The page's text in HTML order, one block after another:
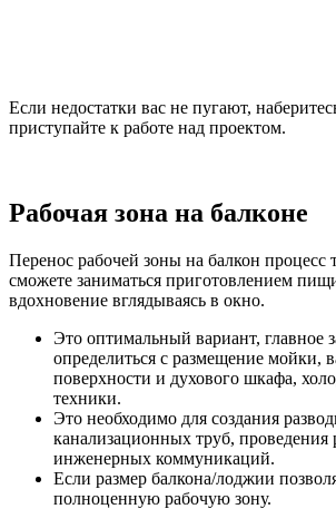
Если недостатки вас не пугают,
приступайте к работе над проектом.
Рабочая зона на балконе
Перенос рабочей зоны на балкон процесс
сможете заниматься приготовлением
вдохновение вглядываясь в окно.
Это оптимальный вариант, главное
определиться с размещение мойки,
поверхности и духового шкафа,
техники.
Это необходимо для создания
канализационных труб, проведения
инженерных коммуникаций.
Если размер балкона/лоджии
полноценную рабочую зону.